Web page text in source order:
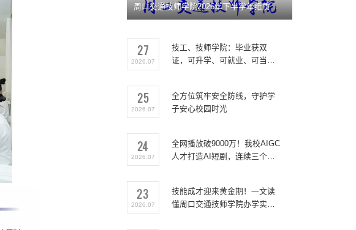
周口交通技师学院2026年下半学年纸质图书采购公告
27
2026.07
技工、技师学院：毕业获双
证，可升学、可就业、可当
25
2026.07
全方位筑牢安全防线，守护学
子安心校园时光
24
2026.07
全网播放破9000万！我校AIGC
人才打造AI短剧，连续三个月
23
2026.07
技能成才迎来黄金期！一文读
懂周口交通技师学院办学实力